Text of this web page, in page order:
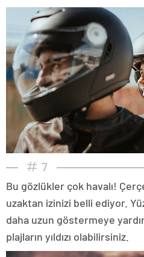
7
Bu gözlükler çok havalı!
uzaktan izinizi belli ediyor.
daha uzun göstermeye
plajların yıldızı olabilirsiniz.